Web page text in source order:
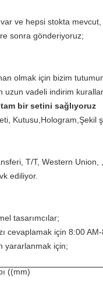
ve hepsi stokta mevcut,
sonra gönderiyoruz;
olmak için bizim
vadeli indirim
bir setini sağlıyoruz
Kutusu,Hologram,Şekil
T/T, Western Union,
ediliyor.
tasarımcılar;
cevaplamak için 8:00
yararlanmak için;
((mm)